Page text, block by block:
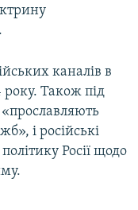
каналів в
року. Також під
і російські
Росії щодо